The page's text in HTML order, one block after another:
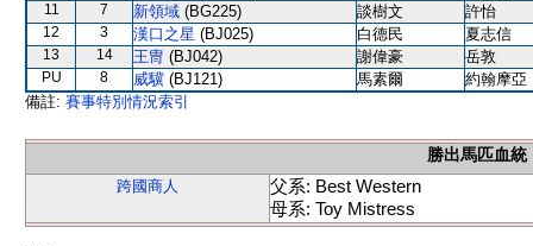
11 7 新領域 (BG225) 談樹文 許怡
12 3 漢口之星 (BJ025) 白德民 夏志信
13 14 王冑 (BJ042) 謝偉豪 岳敦
PU 8 威驥 (BJ121) 馬素爾
約翰摩亞
備註: 賽事特別情況索引
勝出馬匹血統
跨國商人
父系: Best Western
母系: Toy Mistress